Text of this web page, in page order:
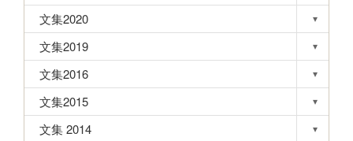
文集2020 ▾
文集2019 ▾
文集2016 ▾
文集2015 ▾
文集 2014 ▾